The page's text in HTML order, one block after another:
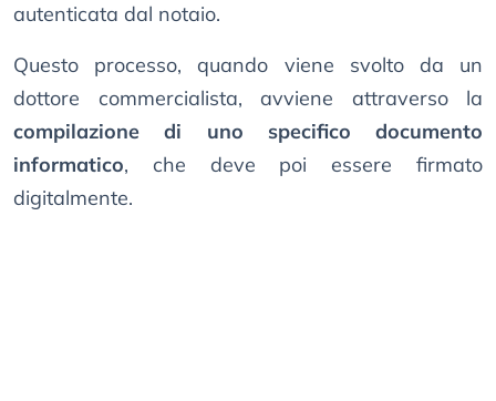
autenticata dal notaio.
Questo processo, quando viene svolto da un
dottore commercialista, avviene attraverso la
compilazione di uno specifico documento
informatico, che deve poi essere firmato
digitalmente.